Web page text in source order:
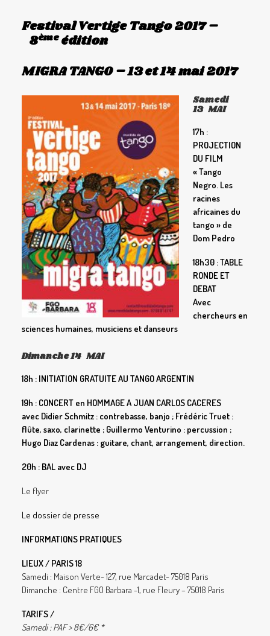
Festival Vertige Tango 2017–
8èmeédition
MIGRA TANGO– 13 et 14 mai 2017
Samedi
13 MAI
17h :
PROJECTION
DU FILM
«Tango
Negro. Les
racines
africaines du
tango » de
Dom Pedro
18h30 : TABLE
RONDE ET
DEBAT
Avec
chercheurs en
sciences humaines, musiciens et danseurs
Dimanche 14 MAI
18h : INITIATION GRATUITE AU TANGO ARGENTIN
19h : CONCERT en HOMMAGE A JUAN CARLOS CACERES
avec Didier Schmitz : contrebasse, banjo ; Frédéric Truet :
flûte, saxo, clarinette ; Guillermo Venturino : percussion ;
Hugo Diaz Cardenas : guitare, chant, arrangement, direction.
20h : BAL avec DJ
Le flyer
Le dossier de presse
INFORMATIONS PRATIQUES
LIEUX / PARIS 18
Samedi : Maison Verte- 127, rue Marcadet- 75018 Paris
Dimanche : Centre FGO Barbara -1, rue Fleury – 75018 Paris
TARIFS /
Samedi : PAF > 8€/6€ *